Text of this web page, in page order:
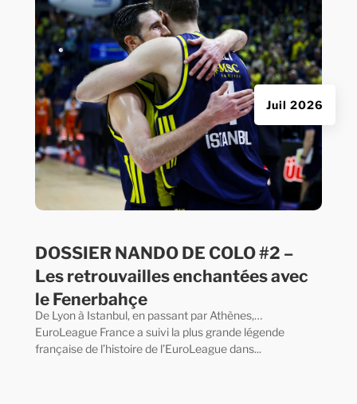
DOSSIER NANDO DE COLO #2 –
Les retrouvailles enchantées avec
le Fenerbahçe
Juil 2026
De Lyon à Istanbul, en passant par Athènes,…
EuroLeague France a suivi la plus grande légende
française de l’histoire de l’EuroLeague dans...